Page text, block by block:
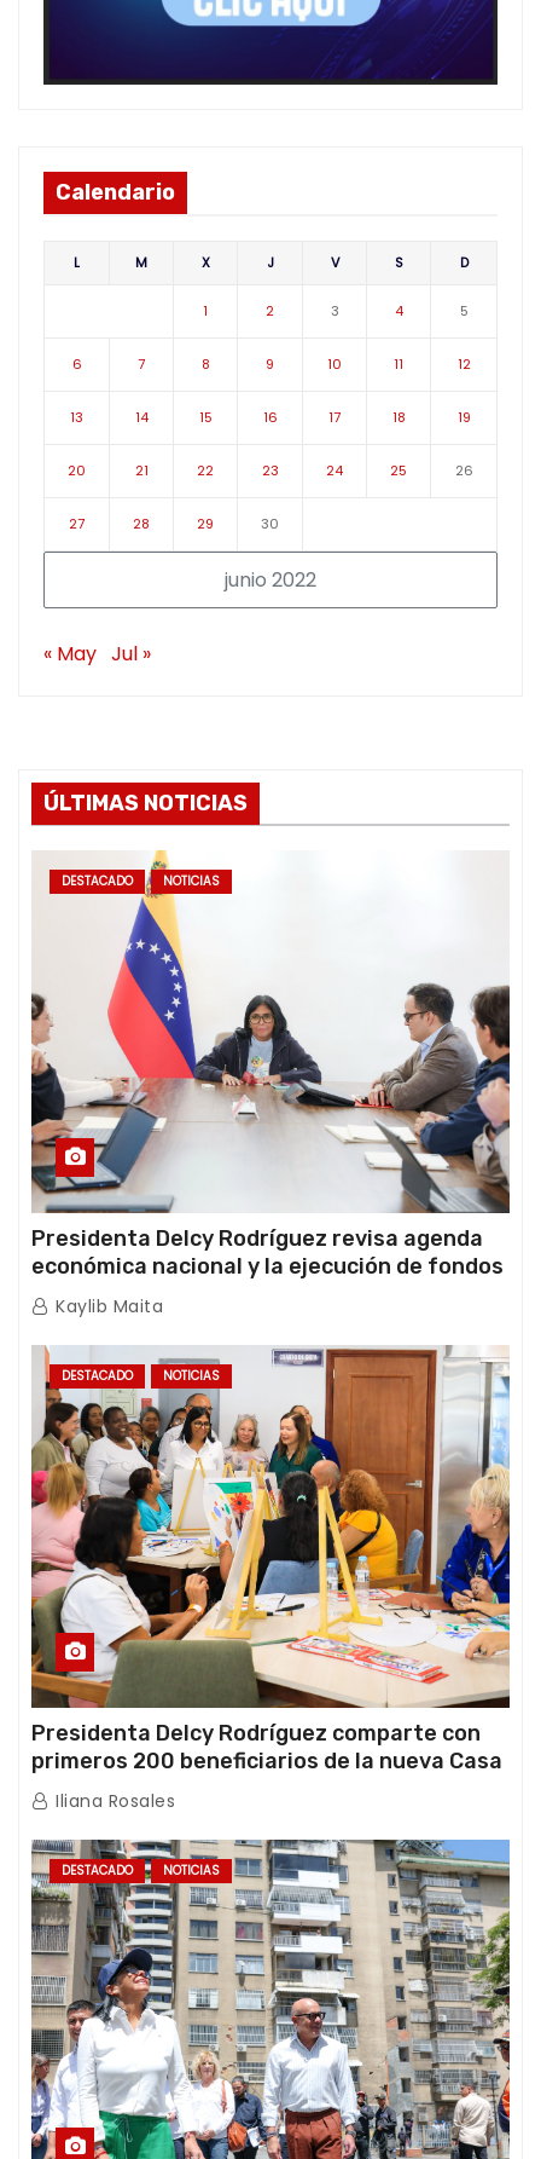
Calendario
junio 2022
L M X J V S D
1 2 3 4 5
6 7 8 9 10 11 12
13 14 15 16 17 18 19
20 21 22 23 24 25 26
27 28 29 30
« May Jul »
ÚLTIMAS NOTICIAS
DESTACADO NOTICIAS
Presidenta Delcy Rodríguez revisa agenda
económica nacional y la ejecución de fondos
de emergencia post-sismos
Kaylib Maita
DESTACADO NOTICIAS
Presidenta Delcy Rodríguez comparte con
primeros 200 beneficiarios de la nueva Casa
de los Abuelos “La Primavera” en Caracas
Iliana Rosales
DESTACADO NOTICIAS